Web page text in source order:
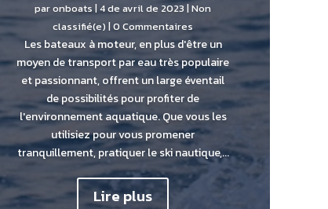
paronboats |4 de avril de 2023 |Non
classifié(e) | 0 Commentaires
Les bateaux à moteur, en plus d'être un
moyen de transport par eau très populaire
et passionnant, offrent un large éventail
de possibilités pour profiter de
l'environnement aquatique. Que vous les
utilisiez pour vous promener
tranquillement, pratiquer le ski nautique,...
Lire plus